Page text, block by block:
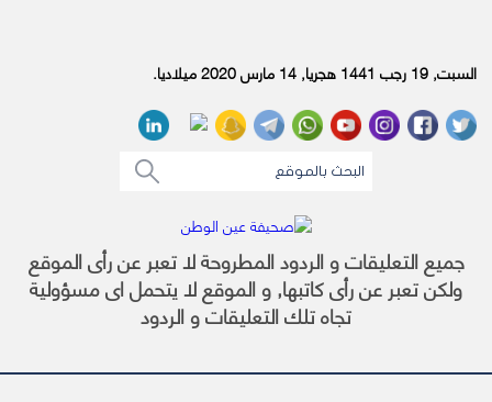
السبت, 19 رجب 1441 هجريا, 14 مارس 2020 ميلاديا.
جميع التعليقات و الردود المطروحة لا تعبر عن رأى الموقع
ولكن تعبر عن رأى كاتبها, و الموقع لا يتحمل اى مسؤولية
تجاه تلك التعليقات و الردود